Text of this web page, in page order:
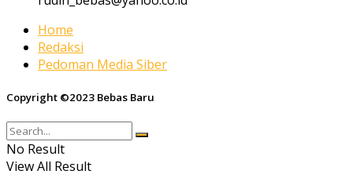
Home
Redaksi
Pedoman Media Siber
Copyright ©2023 Bebas Baru
No Result
View All Result